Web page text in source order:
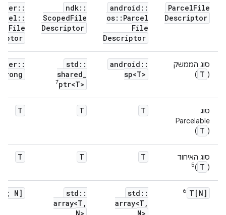
ParcelFile
Descriptor
android ::
os:: Parcel
File
Descriptor
ndk::
ScopedFile
Descriptor
::
::
File
סוג הממשק
(
T
)
android ::
sp<T>
std ::
shared_
ptr<T>
7
::
סוג
Parcelable
(
T
)
T
T
T
סוג האיחוד
(
T
)
5
T
T
T
T[N]
6
std ::
array<T ,
std ::
array<T ,
N]